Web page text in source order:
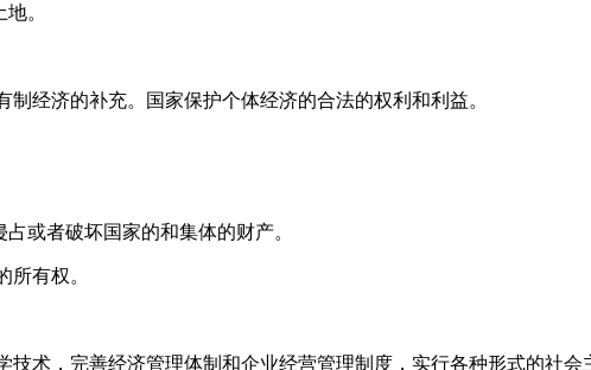
。
经济的补充。国家保护个体经济的合法的权利和利益。
或者破坏国家的和集体的财产。
有权。
，完善经济管理体制和企业经营管理制度，实行各种形式的社会